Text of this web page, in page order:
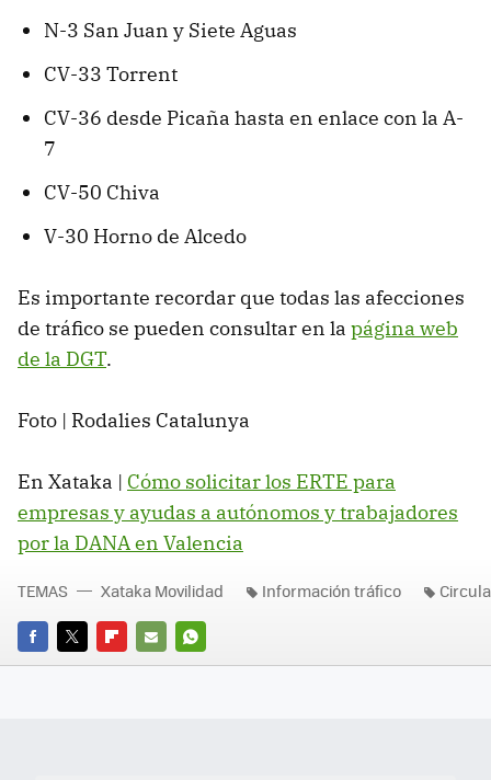
N-3 San Juan y Siete Aguas
CV-33 Torrent
CV-36 desde Picaña hasta en enlace con la A-
7
CV-50 Chiva
V-30 Horno de Alcedo
Es importante recordar que todas las afecciones
de tráfico se pueden consultar en la página web
de la DGT.
Foto | Rodalies Catalunya
En Xataka | Cómo solicitar los ERTE para
empresas y ayudas a autónomos y trabajadores
por la DANA en Valencia
FACEBOOK
TWITTERFLIPBOARD
E-
WHATSAPP
TEMAS Xataka Movilidad Información tráfico